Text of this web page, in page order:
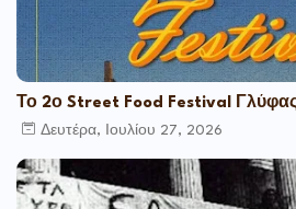
Το 2ο Street Food Festival
Δευτέρα, Ιουλίου 27, 2026